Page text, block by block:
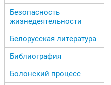
Безопасность
жизнедеятельности
Белорусская литература
Библиография
Болонский процесс